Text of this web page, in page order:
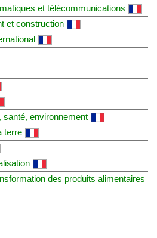
et télécommunications
et construction
santé, environnement
terre
des produits alimentaires